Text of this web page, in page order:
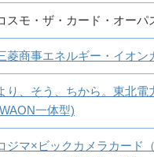
スモ・ザ・カード・オーパ
菱商事エネルギー・イオン
り、そう、ちから。東北電
一体型)
ジマ×ビックカメラカード